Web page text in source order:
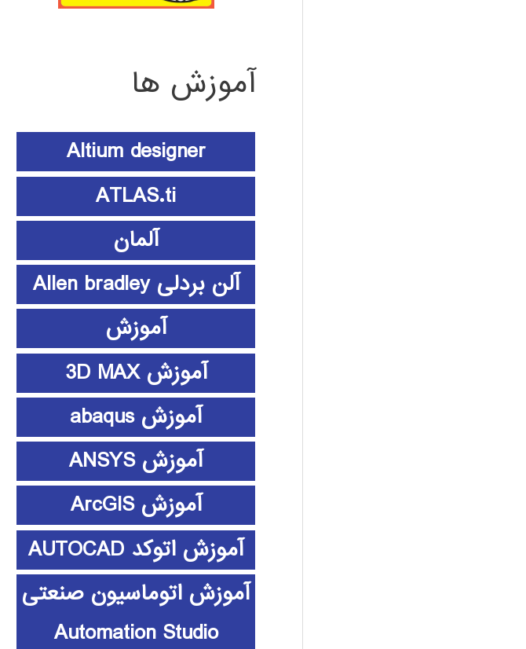
آموزش ها
Altium designer
ATLAS.ti
آلمان
آلن بردلی Allen bradley
آموزش
آموزش 3D MAX
آموزش abaqus
آموزش ANSYS
آموزش ArcGIS
آموزش اتوکد AUTOCAD
آموزش اتوماسیون صنعتی
Automation Studio